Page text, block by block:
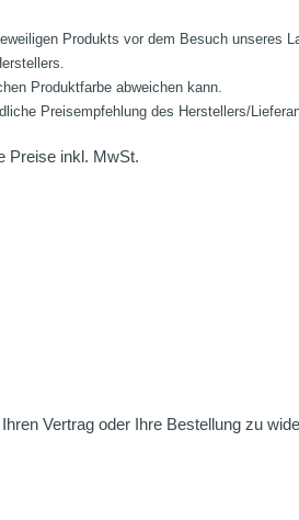
Produkts vor dem Besuch unseres
Produktfarbe abweichen kann.
Preisempfehlung des Herstellers/
Preise inkl. MwSt.
Vertrag oder Ihre Bestellung zu